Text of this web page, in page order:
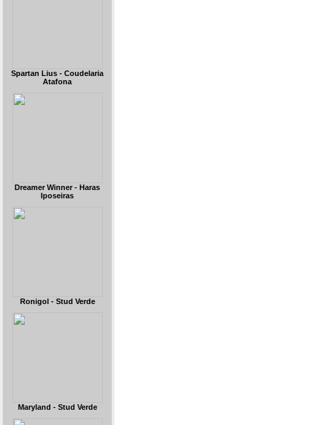
Spartan Lius - Coudelaria
Atafona
Dreamer Winner - Haras
Iposeiras
Ronigol - Stud Verde
Maryland - Stud Verde